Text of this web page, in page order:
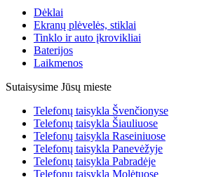
Dėklai
Ekranų plėvelės, stiklai
Tinklo ir auto įkrovikliai
Baterijos
Laikmenos
Sutaisysime Jūsų mieste
Telefonų taisykla Švenčionyse
Telefonų taisykla Šiauliuose
Telefonų taisykla Raseiniuose
Telefonų taisykla Panevėžyje
Telefonų taisykla Pabradėje
Telefonų taisykla Molėtuose